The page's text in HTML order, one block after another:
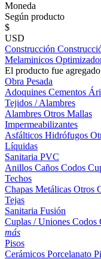
Moneda
Según producto
$
USD
Construcción
Melaminicos
El producto fue
Obra Pesada
Adoquines Cementos
Tejidos / Alambres
Alambres Otros Mallas
Impermeabilizantes
Asfálticos Hidrófugos
Líquidas
Sanitaria PVC
Anillos Caños Codos
Techos
Chapas Metálicas Otros
Tejas
Sanitaria Fusión
Cuplas / Uniones Codos
más
Pisos
Cerámicos Porcelanato